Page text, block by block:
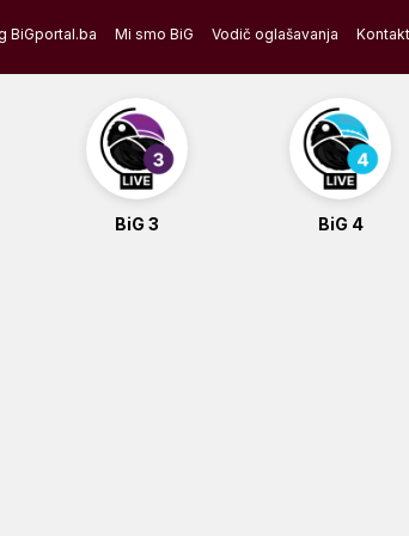
BiGportal.ba Mi smo BiG Vodič oglašavanja
BiG 3 BiG 4